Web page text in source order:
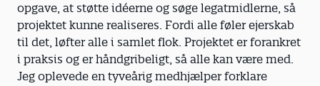
opgave, at støtte idéerne og søge legatmidlerne, så
projektet kunne realiseres. Fordi alle føler ejerskab
til det, løfter alle i samlet flok. Projektet er forankret
i praksis og er håndgribeligt, så alle kan være med.
Jeg oplevede en tyveårig medhjælper forklare